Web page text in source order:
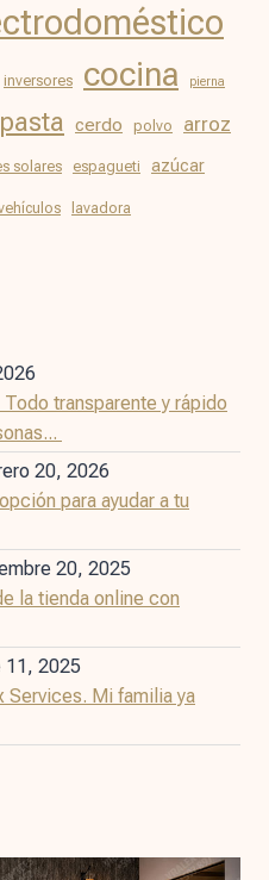
inversores cocina pierna
pasta cerdo polvo arroz
solares espagueti azúcar
lavadora
transparente y rápido
20, 2026
para ayudar a tu
20, 2025
la tienda online con
2025
Services. Mi familia ya